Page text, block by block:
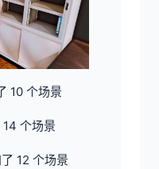
10 个场景
个场景
12 个场景